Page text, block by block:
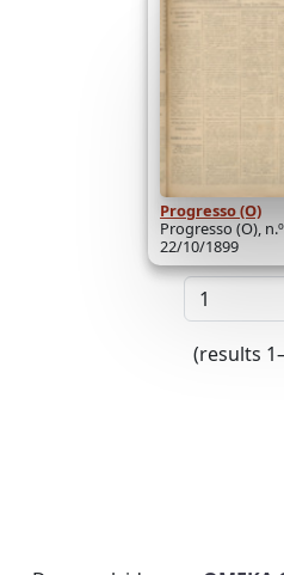
Progresso (O)
Progresso (O),
22/10/1899
(results